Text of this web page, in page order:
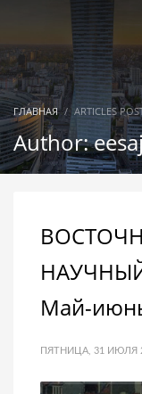
ГЛАВНАЯ ARTICLES
Author:
Май-
ПЯТНИЦА, 31 ИЮЛЯ